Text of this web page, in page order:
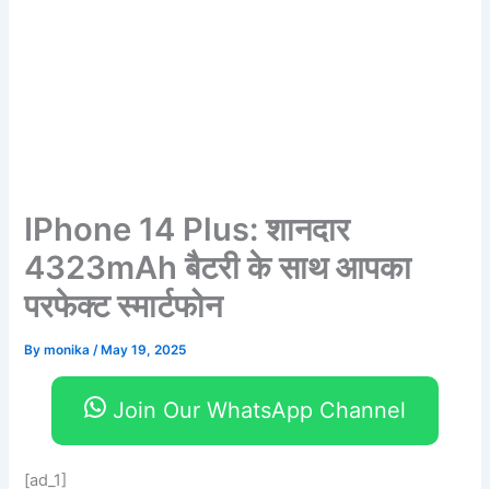
IPhone 14 Plus: शानदार
4323mAh बैटरी के साथ आपका
परफेक्ट स्मार्टफोन
Bymonika/ May 19, 2025
Join Our WhatsApp Channel
[ad_1]